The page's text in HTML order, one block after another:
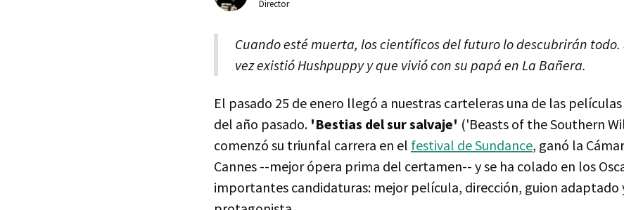
Director
Cuando esté muerta, los científicos del futuro lo descubrirán
vez existió Hushpuppy y que vivió con su papá en La Bañera.
El pasado 25 de enero llegó a nuestras carteleras una de las
del año pasado. 'Bestias del sur salvaje' ('Beasts of the Southern
comenzó su triunfal carrera en el festival de Sundance, ganó la
Cannes --mejor ópera prima del certamen-- y se ha colado en los
importantes candidaturas: mejor película, dirección, guion adaptado